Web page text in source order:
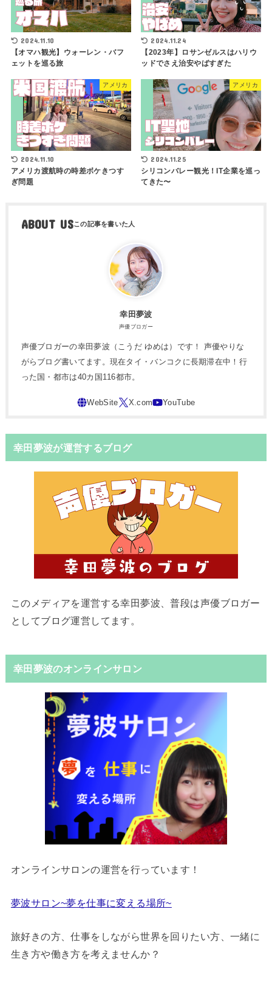
2024.11.10
【オマハ観光】ウォーレン・バフ
ェットを巡る旅
2024.11.24
【2023年】ロサンゼルスはハリウ
ッドでさえ治安やばすぎた
アメリカ
2024.11.10
アメリカ渡航時の時差ボケきつす
ぎ問題
アメリカ
2024.11.25
シリコンバレー観光！IT企業を巡っ
てきた〜
ABOUT US
幸田夢波
声優ブロガー
声優ブロガーの幸田夢波（こうだ ゆめは）です！ 声優やりな
がらブログ書いてます。現在タイ・バンコクに長期滞在中！行
った国・都市は40カ国116都市。
幸田夢波が運営するブログ
このメディアを運営する幸田夢波、普段は声優ブロガー
としてブログ運営してます。
幸田夢波のオンラインサロン
オンラインサロンの運営を行っています！
夢波サロン~夢を仕事に変える場所~
旅好きの方、仕事をしながら世界を回りたい方、一緒に
生き方や働き方を考えませんか？